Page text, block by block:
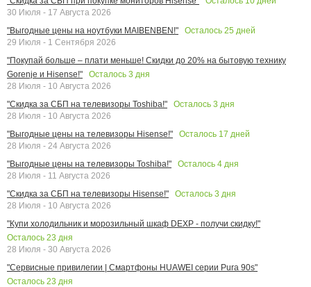
30 Июля - 17 Августа 2026
"Выгодные цены на ноутбуки MAIBENBEN!"
Осталось 25 дней
29 Июля - 1 Сентября 2026
"Покупай больше – плати меньше! Скидки до 20% на бытовую технику
Gorenje и Hisense!"
Осталось 3 дня
28 Июля - 10 Августа 2026
"Скидка за СБП на телевизоры Toshiba!"
Осталось 3 дня
28 Июля - 10 Августа 2026
"Выгодные цены на телевизоры Hisense!"
Осталось 17 дней
28 Июля - 24 Августа 2026
"Выгодные цены на телевизоры Toshiba!"
Осталось 4 дня
28 Июля - 11 Августа 2026
"Скидка за СБП на телевизоры Hisense!"
Осталось 3 дня
28 Июля - 10 Августа 2026
"Купи холодильник и морозильный шкаф DEXP - получи скидку!"
Осталось 23 дня
28 Июля - 30 Августа 2026
"Сервисные привилегии | Смартфоны HUAWEI серии Pura 90s"
Осталось 23 дня